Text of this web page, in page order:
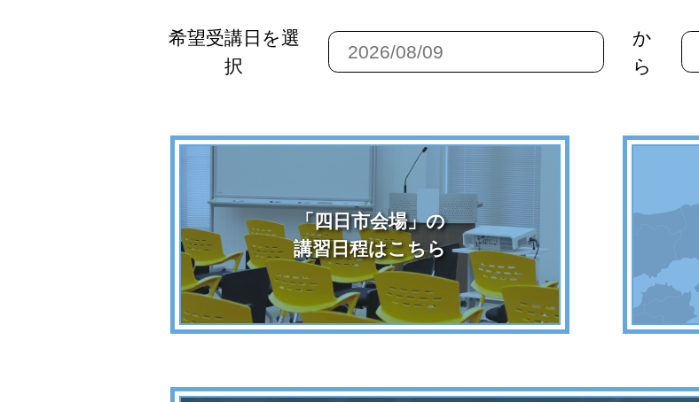
希望受講日を選
択
か
ら
「四日市会場」の
講習日程はこちら